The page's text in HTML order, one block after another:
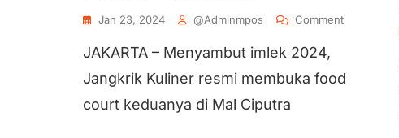
Jan 23, 2024 @adminmpos Comment
JAKARTA – Menyambut imlek 2024,
Jangkrik Kuliner resmi membuka food
court keduanya di Mal Ciputra